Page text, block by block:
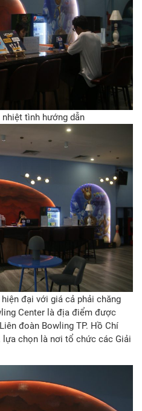
tình hướng dẫn
đại với giá cả phải chăng
Center là địa điểm được
đoàn Bowling TP. Hồ Chí
chọn là nơi tổ chức các Giải